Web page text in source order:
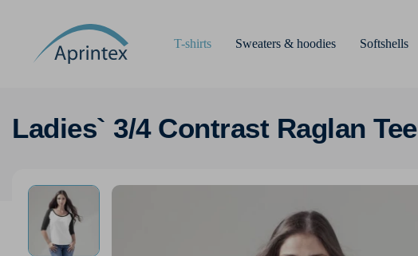
T-shirts Sweaters & hoodies Softshells
Ladies` 3/4 Contrast Raglan Tee